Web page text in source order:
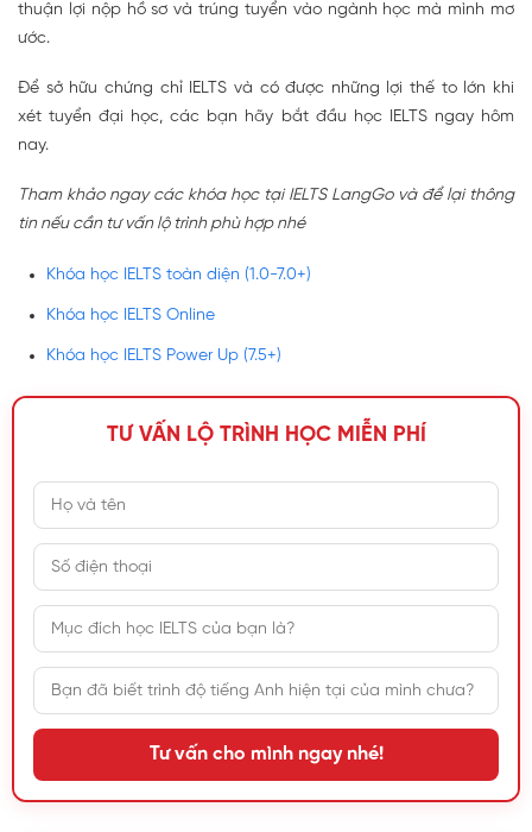
thuận lợi nộp hồ sơ và trúng tuyển vào ngành học mà mình mơ
ước.
Để sở hữu chứng chỉ IELTS và có được những lợi thế to lớn khi
xét tuyển đại học, các bạn hãy bắt đầu học IELTS ngay hôm
nay.
Tham khảo ngay các khóa học tại IELTS LangGo và để lại thông
tin nếu cần tư vấn lộ trình phù hợp nhé
Khóa học IELTS toàn diện (1.0-7.0+)
Khóa học IELTS Online
Khóa học IELTS Power Up (7.5+)
TƯ VẤN LỘ TRÌNH HỌC MIỄN PHÍ
Tư vấn cho mình ngay nhé!